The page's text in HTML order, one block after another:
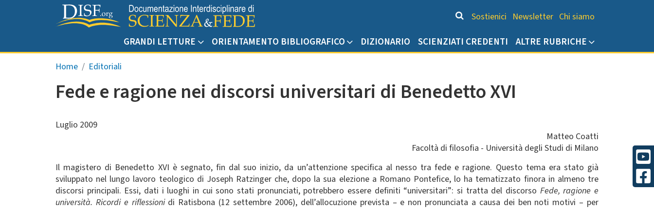
Salta al contenuto principale
Chi siamo
Sostienici Newsletter Chi siamo
GRANDI LETTURE ORIENTAMENTO BIBLIOGRAFICO DIZIONARIO SCIENZIATI CREDENTI ALTRE RUBRICHE
Briciole di pane
Home Editoriali
Fede e ragione nei discorsi universitari di Benedetto XVI
Luglio 2009
Matteo Coatti
Facoltà di filosofia - Università degli Studi di Milano
Il magistero di Benedetto XVI è segnato, fin dal suo inizio, da un’attenzione specifica al nesso tra fede e ragione. Questo tema era stato già
sviluppato nel lungo lavoro teologico di Joseph Ratzinger che, dopo la sua elezione a Romano Pontefice, lo ha tematizzato finora in almeno tre
discorsi principali. Essi, dati i luoghi in cui sono stati pronunciati, potrebbero essere definiti “universitari”: si tratta del discorso Fede, ragione e
università. Ricordi e riflessioni di Ratisbona (12 settembre 2006), dell’allocuzione prevista – e non pronunciata a causa dei ben noti motivi – per